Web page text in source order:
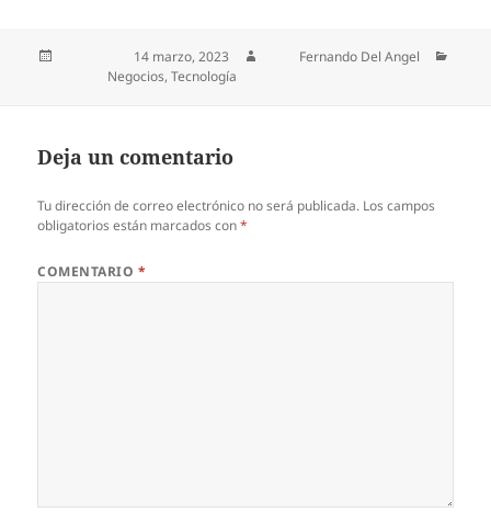
14 marzo, 2023
Fernando Del Angel
Negocios,Tecnología
Deja un comentario
Tu dirección de correo electrónico no será publicada. Los campos
obligatorios están marcados con*
COMENTARIO *